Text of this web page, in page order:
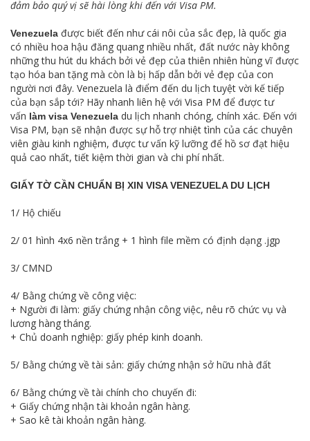
đảm bảo quý vị sẽ hài lòng khi đến với Visa PM.
Venezuela được biết đến như cái nôi của sắc đẹp, là quốc gia
có nhiều hoa hậu đăng quang nhiều nhất, đất nước này không
những thu hút du khách bởi vẻ đẹp của thiên nhiên hùng vĩ được
tạo hóa ban tặng mà còn là bị hấp dẫn bởi vẻ đẹp của con
người nơi đây. Venezuela là điểm đến du lịch tuyệt vời kế tiếp
của bạn sắp tới? Hãy nhanh liên hệ với Visa PM để được tư
vấn làm visa Venezuela du lịch nhanh chóng, chính xác. Đến với
Visa PM, bạn sẽ nhận được sự hỗ trợ nhiệt tình của các chuyên
viên giàu kinh nghiệm, được tư vấn kỹ lưỡng để hồ sơ đạt hiệu
quả cao nhất, tiết kiệm thời gian và chi phí nhất.
GIẤY TỜ CẦN CHUẨN BỊ XIN VISA VENEZUELA DU LỊCH
1/ Hộ chiếu
2/ 01 hình 4x6 nền trắng + 1 hình file mềm có định dạng .jgp
3/ CMND
4/ Bằng chứng về công việc:
+ Người đi làm: giấy chứng nhận công việc, nêu rõ chức vụ và
lương hàng tháng.
+ Chủ doanh nghiệp: giấy phép kinh doanh.
5/ Bằng chứng về tài sản: giấy chứng nhận sở hữu nhà đất
6/ Bằng chứng về tài chính cho chuyến đi:
+ Giấy chứng nhận tài khoản ngân hàng.
+ Sao kê tài khoản ngân hàng.